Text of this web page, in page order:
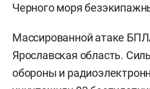
Черного моря
Массированной атаке
Ярославская область.
обороны и